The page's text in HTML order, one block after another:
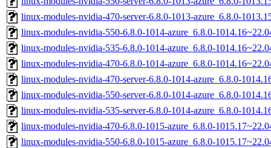
linux-modules-nvidia-470-server-6.8.0-1013-azure_6.8.0-
linux-modules-nvidia-550-6.8.0-1014-azure_6.8.0-
linux-modules-nvidia-535-6.8.0-1014-azure_6.8.0-
linux-modules-nvidia-470-6.8.0-1014-azure_6.8.0-
linux-modules-nvidia-470-server-6.8.0-1014-azure_6.8.0-
linux-modules-nvidia-550-server-6.8.0-1014-azure_6.8.0-
linux-modules-nvidia-535-server-6.8.0-1014-azure_6.8.0-
linux-modules-nvidia-470-6.8.0-1015-azure_6.8.0-
linux-modules-nvidia-550-6.8.0-1015-azure_6.8.0-